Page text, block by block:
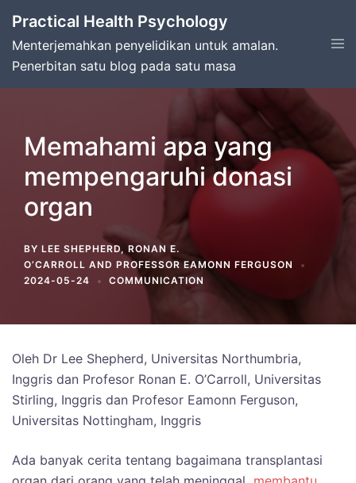
content
Practical Health Psychology
Menterjemahkan penyelidikan untuk amalan.
Penerbitan satu blog pada satu masa
Memahami apa yang
mempengaruhi donasi
organ
BY LEE SHEPHERD, RONAN E.
O’CARROLL AND PROFESSOR EAMONN FERGUSON
2024-05-24
COMMUNICATION
Oleh Dr Lee Shepherd, Universitas Northumbria,
Inggris dan Profesor Ronan E. O’Carroll, Universitas
Stirling, Inggris dan Profesor Eamonn Ferguson,
Universitas Nottingham, Inggris
Ada banyak cerita tentang bagaimana transplantasi